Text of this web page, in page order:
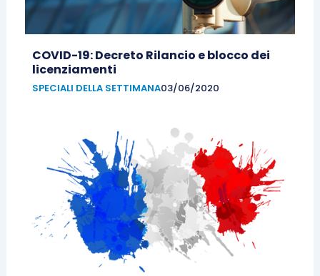
COVID-19: Decreto Rilancio e blocco dei
licenziamenti
SPECIALI DELLA SETTIMANA03/06/2020